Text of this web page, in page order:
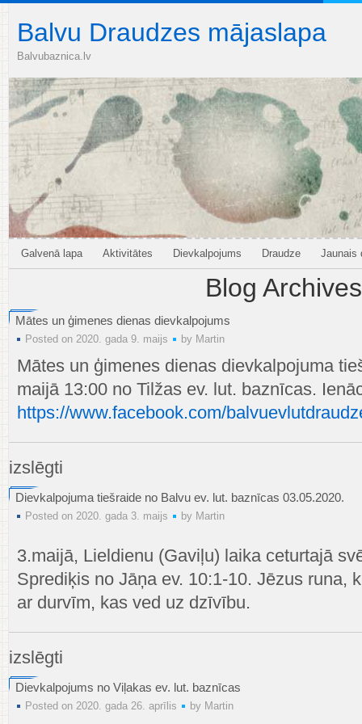
Balvu Draudzes mājaslapa
Balvubaznica.lv
Galvenā lapa Aktivitātes Dievkalpojums Draudze Jaunais
Blog Archives
Mātes un ģimenes dienas dievkalpojums
Posted on 2020. gada 9. maijs by Martin
Mātes un ģimenes dienas dievkalpojuma
maijā 13:00 no Tilžas ev. lut. baznīcas.
https://www.facebook.com/
izslēgti
ģimenes
dienas
dievkalpojums
Dievkalpojuma tiešraide no Balvu ev. lut. baznīcas 03.05.2020.
Posted on 2020. gada 3. maijs by Martin
3.maijā, Lieldienu (Gaviļu) laika ceturtajā
Sprediķis no Jāņa ev. 10:1-10. Jēzus runa,
ar durvīm, kas ved uz dzīvību.
izslēgti
no
Balvu
ev.
Dievkalpojums no Viļakas ev. lut. baznīcas
Posted on 2020. gada 26. aprīlis by Martin